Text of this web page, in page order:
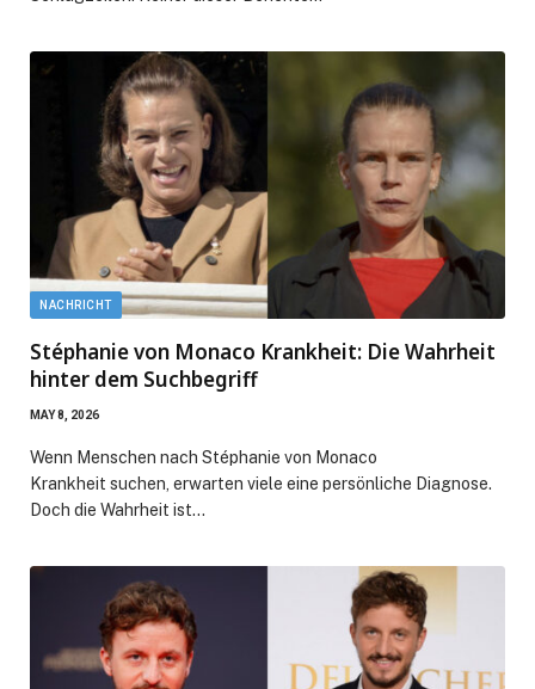
NACHRICHT
Stéphanie von Monaco Krankheit: Die Wahrheit
hinter dem Suchbegriff
MAY 8, 2026
Wenn Menschen nach Stéphanie von Monaco
Krankheit suchen, erwarten viele eine persönliche Diagnose.
Doch die Wahrheit ist…